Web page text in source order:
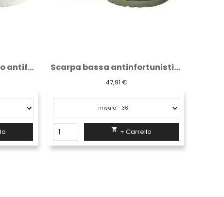
Scarpa bassa antinfortunistica Logica... T-shirt da lavoro Logica grigia con scollo...
4,30 €
 + Carrello